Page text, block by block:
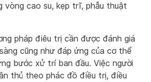
vòng cao su, kẹp trĩ, phẫu thuật
pháp điêu trị cần được đánh giá
cũng như đáp ứng của cơ thể
bước xử trí ban đầu. Việc người
thủ theo phác đồ điều trị, điều